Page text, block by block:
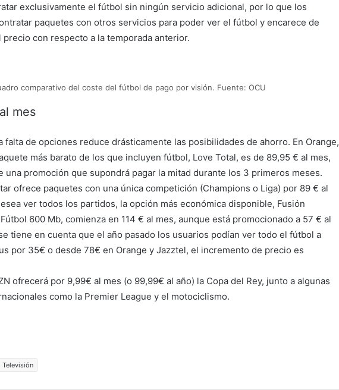
exclusivamente el fútbol sin ningún servicio adicional, por lo que los
paquetes con otros servicios para poder ver el fútbol y encarece de
con respecto a la temporada anterior.
comparativo del coste del fútbol de pago por visión. Fuente: OCU
mes
falta de opciones reduce drásticamente las posibilidades de ahorro. En Orange,
más barato de los que incluyen fútbol, Love Total, es de 89,95 € al mes,
una promoción que supondrá pagar la mitad durante los 3 primeros meses.
ofrece paquetes con una única competición (Champions o Liga) por 89 € al
ver todos los partidos, la opción más económica disponible, Fusión
600 Mb, comienza en 114 € al mes, aunque está promocionado a 57 € al
tiene en cuenta que el año pasado los usuarios podían ver todo el fútbol a
por 35€ o desde 78€ en Orange y Jazztel, el incremento de precio es
ofrecerá por 9,99€ al mes (o 99,99€ al año) la Copa del Rey, junto a algunas
como la Premier League y el motociclismo.
Televisión